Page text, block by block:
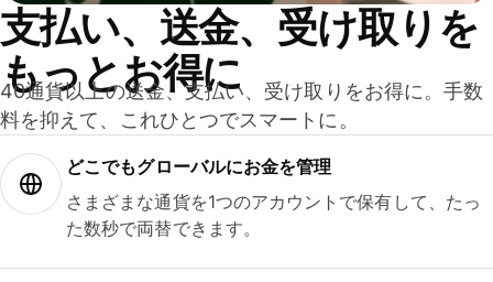
支払い、送金、受け取りを
もっとお得に
40通貨以上の送金、支払い、受け取りをお得に。手数
料を抑えて、これひとつでスマートに。
どこでもグ⁠ロ⁠ー⁠バ⁠ルにお金を管理
さまざまな通貨を1つのアカウントで保有して、たっ
た数秒で両替できます。